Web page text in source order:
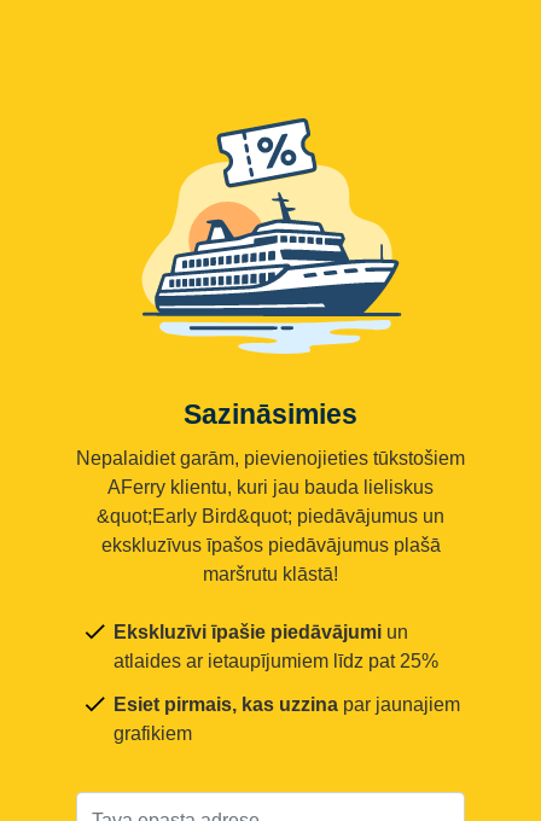
Sazināsimies
Nepalaidiet garām, pievienojieties tūkstošiem
AFerry klientu, kuri jau bauda lieliskus
&quot;Early Bird&quot; piedāvājumus un
ekskluzīvus īpašos piedāvājumus plašā
maršrutu klāstā!
Ekskluzīvi īpašie piedāvājumi un
atlaides ar ietaupījumiem līdz pat 25%
Esiet pirmais, kas uzzina par jaunajiem
grafikiem